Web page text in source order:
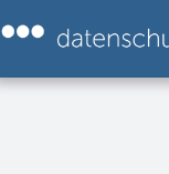
Inhalt
springen